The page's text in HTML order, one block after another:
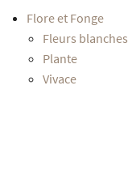
Flore et Fonge
Fleurs blanches
Plante
Vivace